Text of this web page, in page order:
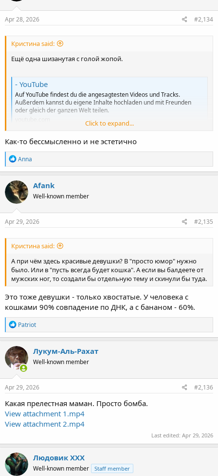
o
n
s
Apr 28, 2026 #2,134
Кристина said:
Ещё одна шизанутая с голой жопой.
- YouTube
Auf YouTube findest du die angesagtesten Videos und Tracks.
Außerdem kannst du eigene Inhalte hochladen und mit Freunden
oder gleich der ganzen Welt teilen.
youtube.com
Click to expand...
Как-то бессмысленно и не эстетично
R
e
a
c
t
i
o
n
s
Anna
Afank
Well-known member
Apr 29, 2026 #2,135
Кристина said:
А при чём здесь красивые девушки? В "просто юмор" нужно
было. Или в "пусть всегда будет кошка". А если вы балдеете от
мужских ног, то создали бы отдельную тему и скинули бы туда.
Это тоже девушки - только хвостатые. У человека с
кошками 90% совпадение по ДНК, а с бананом - 60%.
R
e
a
c
t
i
o
n
s
Patriot
Лукум-Аль-Рахат
Well-known member
Apr 29, 2026 #2,136
Какая прелестная маман. Просто бомба.
View attachment 1.mp4
View attachment 2.mp4
Last edited: Apr 29, 2026
Людовик ХХХ
Well-known member Staff member